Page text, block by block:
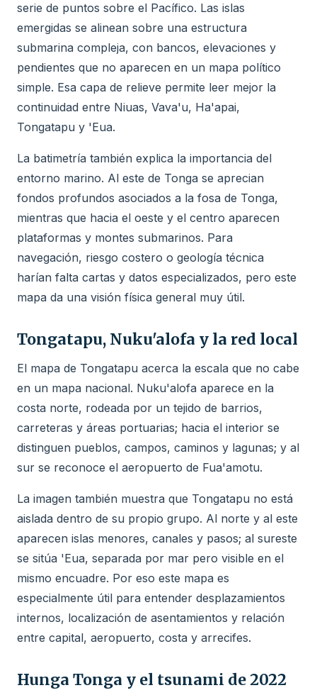
serie de puntos sobre el Pacífico. Las islas
emergidas se alinean sobre una estructura
submarina compleja, con bancos, elevaciones y
pendientes que no aparecen en un mapa político
simple. Esa capa de relieve permite leer mejor la
continuidad entre Niuas, Vava'u, Ha'apai,
Tongatapu y 'Eua.
La batimetría también explica la importancia del
entorno marino. Al este de Tonga se aprecian
fondos profundos asociados a la fosa de Tonga,
mientras que hacia el oeste y el centro aparecen
plataformas y montes submarinos. Para
navegación, riesgo costero o geología técnica
harían falta cartas y datos especializados, pero este
mapa da una visión física general muy útil.
Tongatapu, Nuku'alofa y la red local
El mapa de Tongatapu acerca la escala que no cabe
en un mapa nacional. Nuku'alofa aparece en la
costa norte, rodeada por un tejido de barrios,
carreteras y áreas portuarias; hacia el interior se
distinguen pueblos, campos, caminos y lagunas; y al
sur se reconoce el aeropuerto de Fua'amotu.
La imagen también muestra que Tongatapu no está
aislada dentro de su propio grupo. Al norte y al este
aparecen islas menores, canales y pasos; al sureste
se sitúa 'Eua, separada por mar pero visible en el
mismo encuadre. Por eso este mapa es
especialmente útil para entender desplazamientos
internos, localización de asentamientos y relación
entre capital, aeropuerto, costa y arrecifes.
Hunga Tonga y el tsunami de 2022